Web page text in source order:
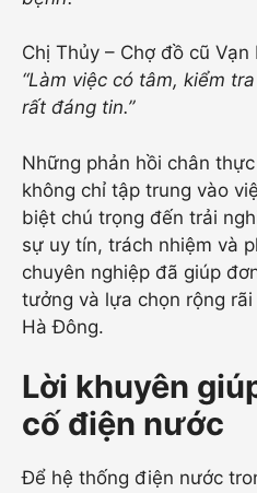
Chị Thủy – Chợ đồ cũ
“Làm việc có tâm, kiểm
rất đáng tin.”
Những phản hồi chân
không chỉ tập trung vào
biệt chú trọng đến trải
sự uy tín, trách nhiệm và
chuyên nghiệp đã giúp
tưởng và lựa chọn rộng
Hà Đông.
Lời khuyên
cố điện nước
Để hệ thống điện nước